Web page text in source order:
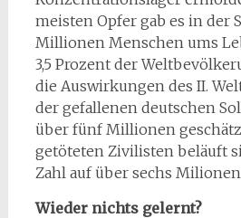
meisten Opfer gab es in der
Millionen Menschen ums
3,5 Prozent der
die Auswirkungen des II.
der gefallenen deutschen
über fünf Millionen
getöteten Zivilisten beläuft
Zahl auf über sechs
Wieder nichts gelernt?